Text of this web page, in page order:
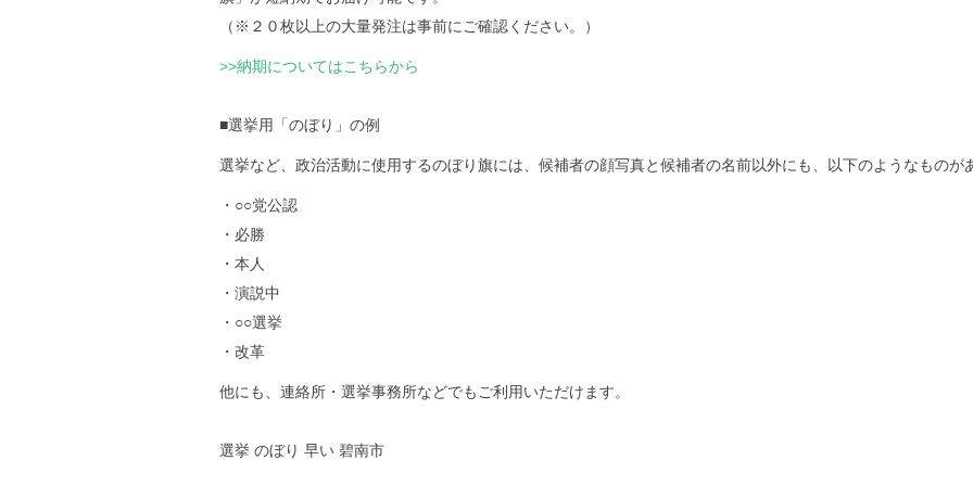
（※２０枚以上の大量発注は事前にご確認ください。）
>>納期についてはこちらから
■選挙用「のぼり」の例
選挙など、政治活動に使用するのぼり旗には、候補者の顔写真と候補者の名前以外にも、以下のようなものが
・○○党公認
・必勝
・本人
・演説中
・○○選挙
・改革
他にも、連絡所・選挙事務所などでもご利用いただけます。
選挙 のぼり 早い 碧南市